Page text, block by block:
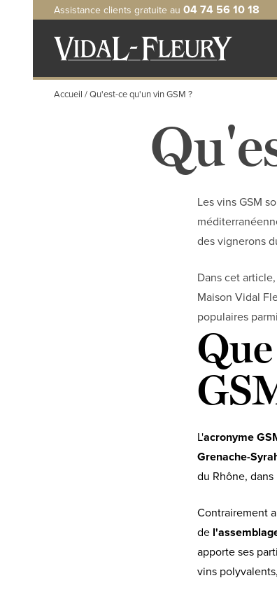
Assistance clients gratuite au 04 74 56 10 18
Accueil Qu'est-ce qu'un vin GSM ?
Les vins GSM
des vignerons
Dans cet
Maison Vidal
populaires
L'acronyme
Grenache-
du Rhône,
Contrairement
de
apporte ses
vins